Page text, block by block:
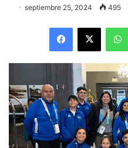
septiembre 25, 2024 495
Facebook
X